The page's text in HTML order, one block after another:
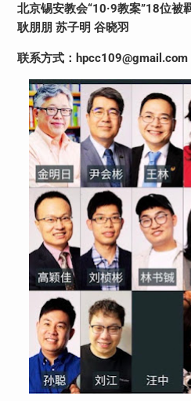
北京锡安教会“10·9教案”18位被
耿朋朋 苏子明 谷晓羽
联系方式： hpcc109@gmail.com